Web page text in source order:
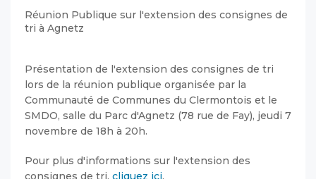
Réunion Publique sur l'extension des consignes de
tri à Agnetz
Présentation de l'extension des consignes de tri
lors de la réunion publique organisée par la
Communauté de Communes du Clermontois et le
SMDO, salle du Parc d'Agnetz (78 rue de Fay), jeudi 7
novembre de 18h à 20h.
Pour plus d'informations sur l'extension des
consignes de tri, cliquez ici.